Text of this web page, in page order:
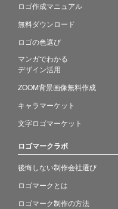
ロゴ作成マニュアル
無料ダウンロード
ロゴの色選び
マンガでわかる
デザイン活用
ZOOM背景画像無料作成
キャラマーケット
文字ロゴマーケット
ロゴマークラボ
後悔しない制作会社選び
ロゴマークとは
ロゴマーク制作の方法